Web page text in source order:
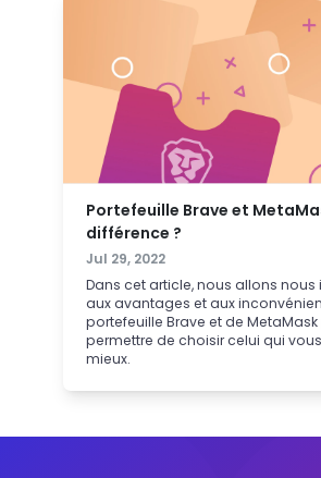
Portefeuille Brave et
différence ?
Jul 29, 2022
Dans cet article, nous allons nous
aux avantages et aux
portefeuille Brave et de
permettre de choisir celui qui
mieux.